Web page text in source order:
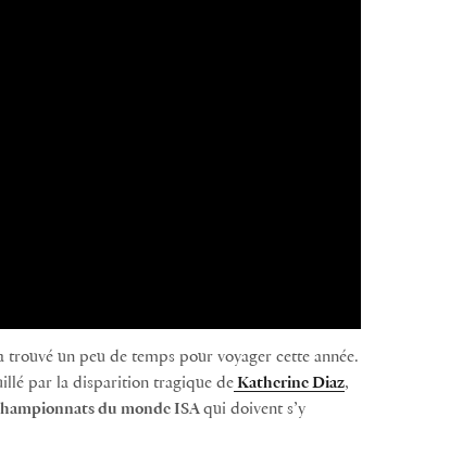
trouvé un peu de temps pour voyager cette année.
par la disparition tragique deKatherine Diaz,
du monde ISAqui doivent s’y